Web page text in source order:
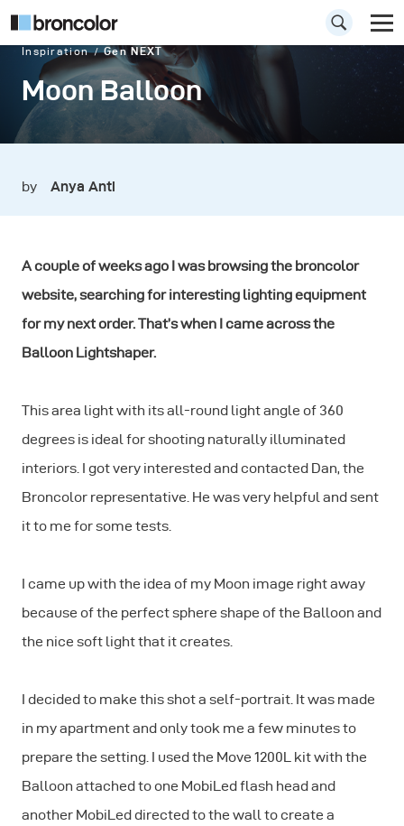
Inspiration Gen NEXT
Moon Balloon
by Anya Anti
A couple of weeks ago I was browsing the broncolor
website, searching for interesting lighting equipment
for my next order. That’s when I came across the
Balloon Lightshaper.
This area light with its all-round light angle of 360
degrees is ideal for shooting naturally illuminated
interiors. I got very interested and contacted Dan, the
Broncolor representative. He was very helpful and sent
it to me for some tests.
I came up with the idea of my Moon image right away
because of the perfect sphere shape of the Balloon and
the nice soft light that it creates.
I decided to make this shot a self-portrait. It was made
in my apartment and only took me a few minutes to
prepare the setting. I used the Move 1200L kit with the
Balloon attached to one MobiLed flash head and
another MobiLed directed to the wall to create a